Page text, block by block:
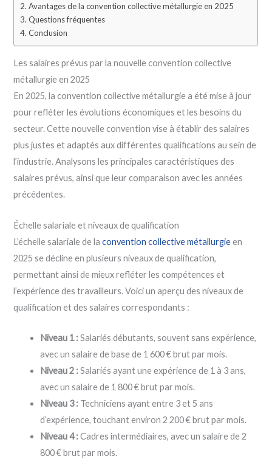
Avantages de la convention collective métallurgie en 2025
Questions fréquentes
Conclusion
Les salaires prévus par la nouvelle convention collective
métallurgie en 2025
En 2025, la convention collective métallurgie a été mise à jour
pour refléter les évolutions économiques et les besoins du
secteur. Cette nouvelle convention vise à établir des salaires
plus justes et adaptés aux différentes qualifications au sein de
l’industrie. Analysons les principales caractéristiques des
salaires prévus, ainsi que leur comparaison avec les années
précédentes.
Échelle salariale et niveaux de qualification
L’échelle salariale de laconvention collective métallurgieen
2025 se décline en plusieurs niveaux de qualification,
permettant ainsi de mieux refléter les compétences et
l’expérience des travailleurs. Voici un aperçu des niveaux de
qualification et des salaires correspondants :
Niveau 1 :Salariés débutants, souvent sans expérience,
avec un salaire de base de 1 600 € brut par mois.
Niveau 2 :Salariés ayant une expérience de 1 à 3 ans,
avec un salaire de 1 800 € brut par mois.
Niveau 3 : Techniciens ayant entre 3 et 5 ans
d’expérience, touchant environ 2 200 € brut par mois.
Niveau 4 :Cadres intermédiaires, avec un salaire de 2
800 € brut par mois.